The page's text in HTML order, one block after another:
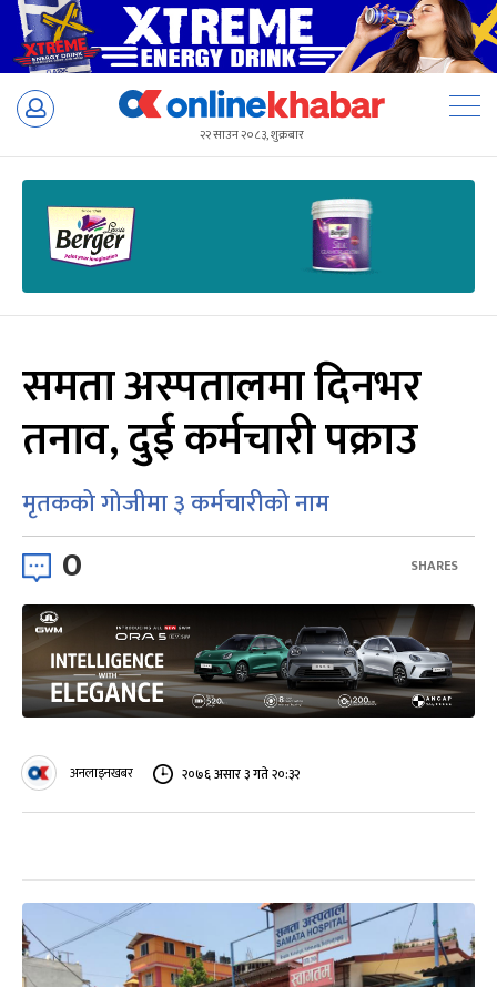
Skip
२२ साउन २०८३, शुक्रबार
समता अस्पतालमा दिनभर
तनाव, दुई कर्मचारी पक्राउ
मृतकको गोजीमा ३ कर्मचारीको नाम
0 SHARES
अनलाइनखबर २०७६ असार ३ गते २०:३२